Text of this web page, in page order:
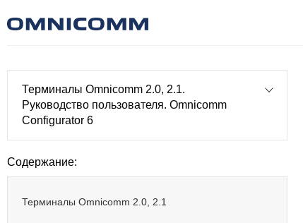
Терминалы Omnicomm 2.0, 2.1.
Руководство пользователя. Omnicomm
Configurator 6
Содержание:
Терминалы Omnicomm 2.0, 2.1